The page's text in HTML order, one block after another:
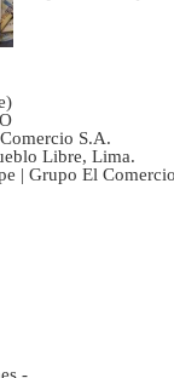
S.A.
Libre, Lima.
| Grupo El